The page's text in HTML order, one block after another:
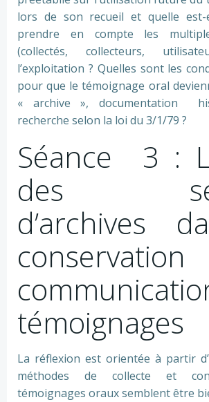
lors de son recueil et quelle est-
prendre en compte les
(collectés, collecteurs,
l’exploitation ? Quelles sont les
pour que le témoignage oral
« archive », documentation
recherche selon la loi du 3/1/79 ?
Séance 3 :
des
d’archives
témoignages
La réflexion est orientée à partir
méthodes de collecte et
témoignages oraux semblent être